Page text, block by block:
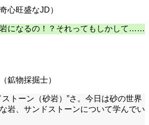
心旺盛なJD）
になるの！？それってもしかして……
鉱物採掘士）
トーン（砂岩）”さ。今日は砂の世界
岩、サンドストーンについて学んでい